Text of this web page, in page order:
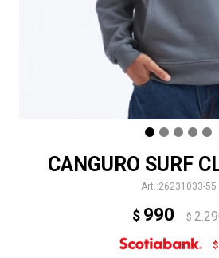
CANGURO SURF
26231033-55
$ 990 $
$